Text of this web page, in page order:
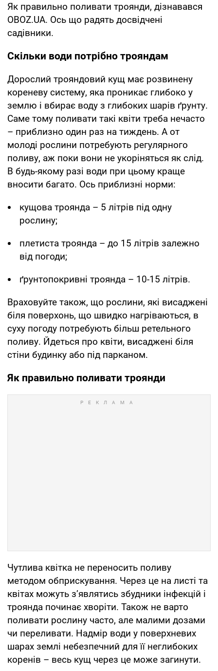
Як правильно поливати троянди, дізнавався
OBOZ.UA. Ось що радять досвідчені
садівники.
Скільки води потрібно трояндам
Дорослий трояндовий кущ має розвинену
кореневу систему, яка проникає глибоко у
землю і вбирає воду з глибоких шарів ґрунту.
Саме тому поливати такі квіти треба нечасто
– приблизно один раз на тиждень. А от
молоді рослини потребують регулярного
поливу, аж поки вони не укоріняться як слід.
В будь-якому разі води при цьому краще
вносити багато. Ось приблизні норми:
кущова троянда – 5 літрів під одну
рослину;
плетиста троянда – до 15 літрів залежно
від погоди;
ґрунтопокривні троянда – 10-15 літрів.
Враховуйте також, що рослини, які висаджені
біля поверхонь, що швидко нагріваються, в
суху погоду потребують більш ретельного
поливу. Йдеться про квіти, висаджені біля
стіни будинку або під парканом.
Як правильно поливати троянди
Чутлива квітка не переносить поливу
методом обприскування. Через це на листі та
квітах можуть з’являтись збудники інфекцій і
троянда починає хворіти. Також не варто
поливати рослину часто, але малими дозами
чи переливати. Надмір води у поверхневих
шарах землі небезпечний для її неглибоких
коренів – весь кущ через це може загинути.